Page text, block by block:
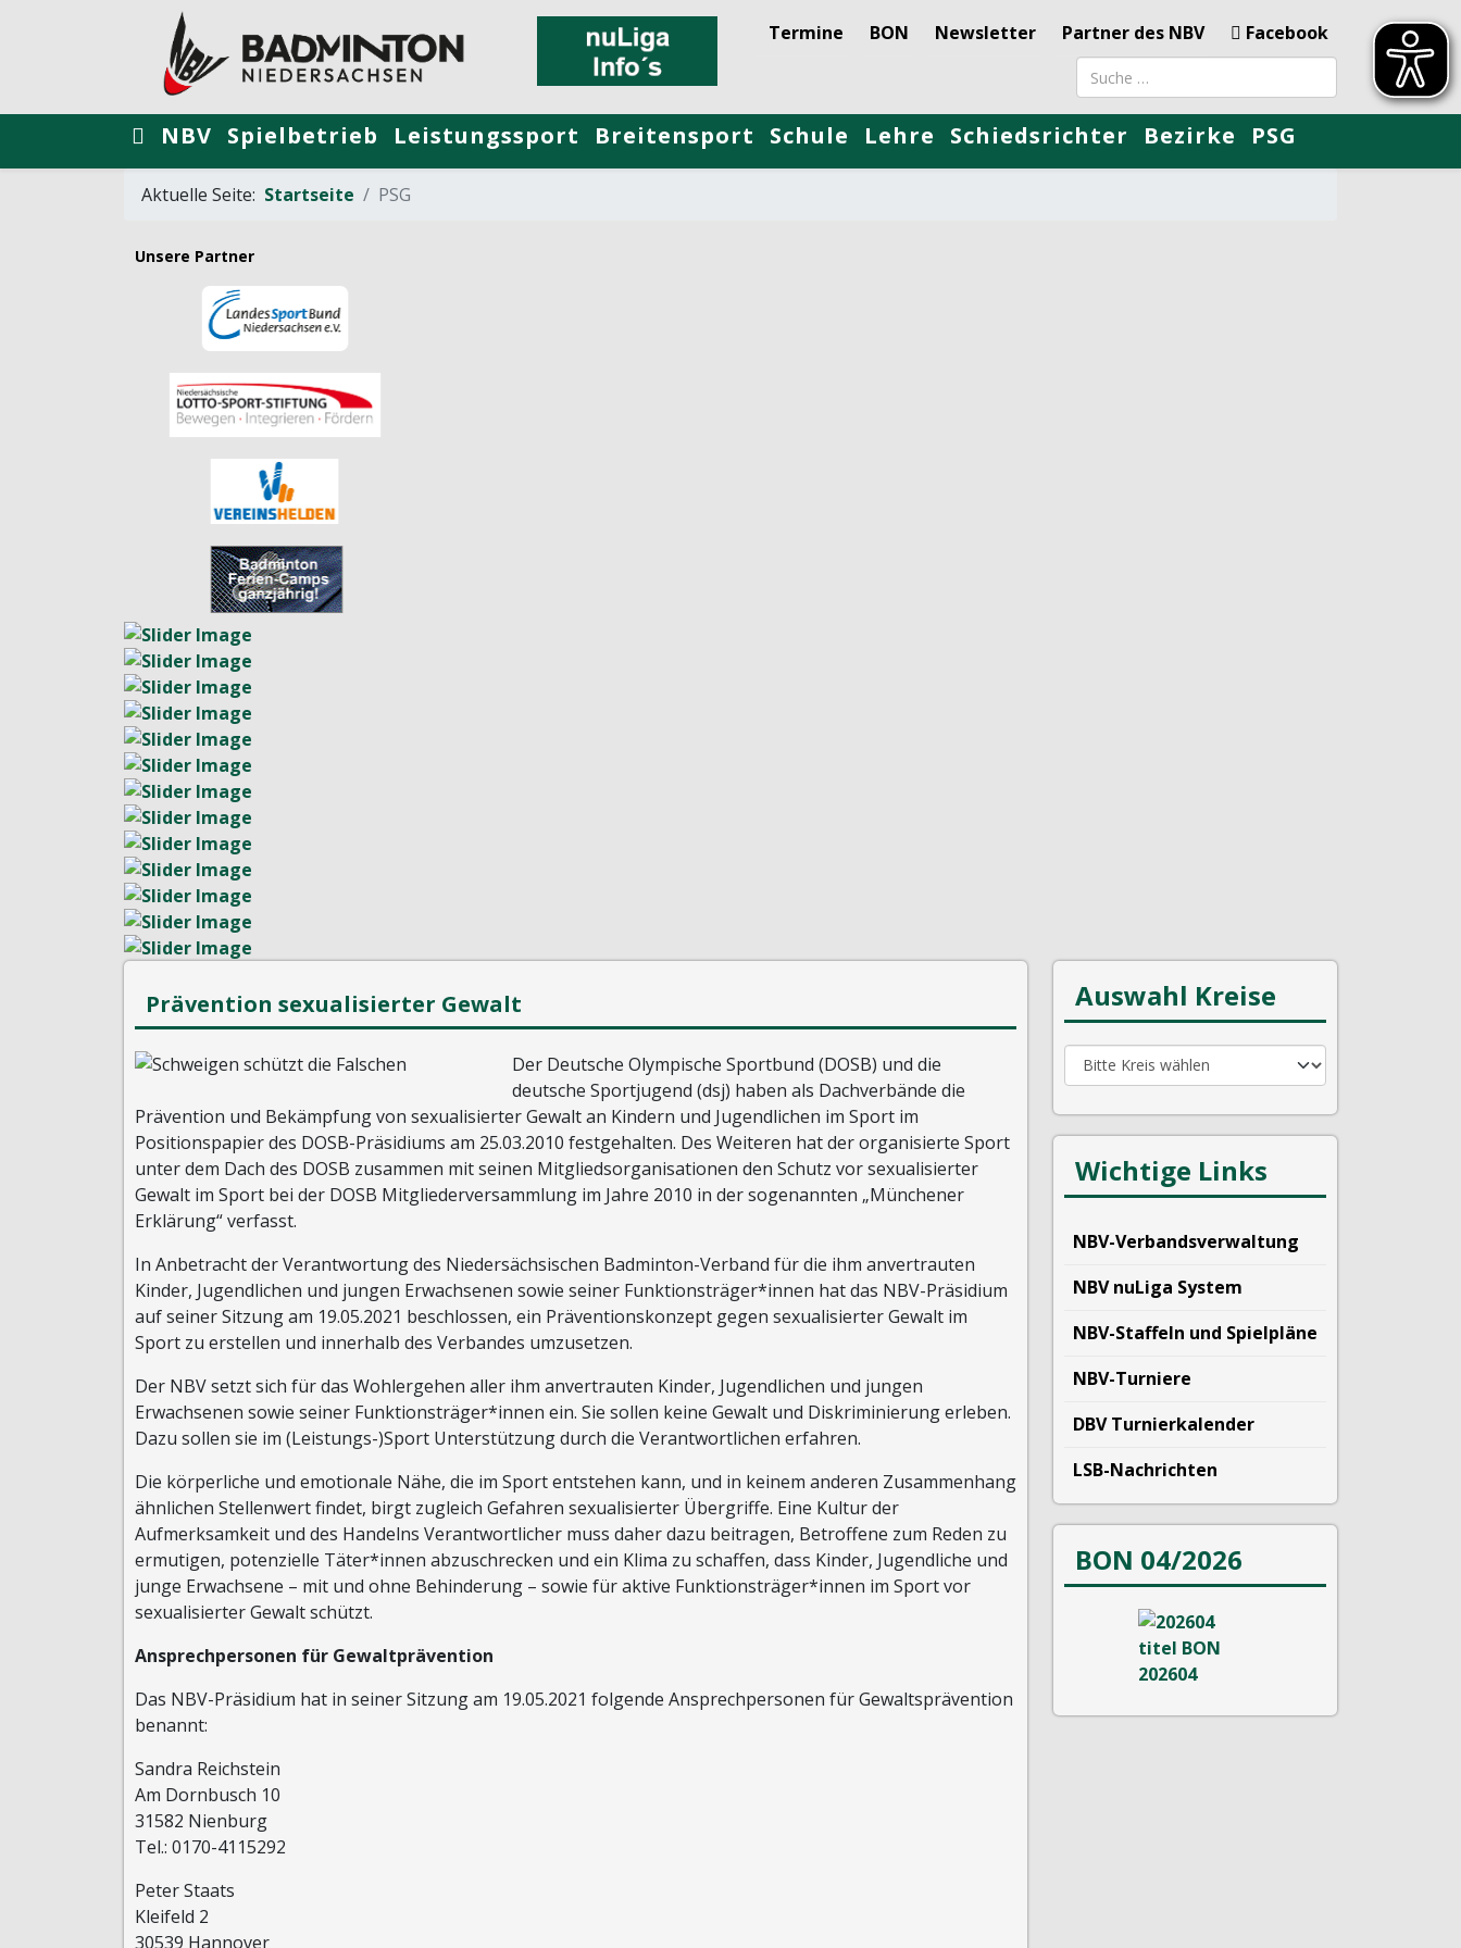
Termine BON Newsletter Partner des NBV
Facebook
Suchbegriff
NBV Spielbetrieb Leistungssport Breitensport Schule Lehre Schiedsrichter Bezirke PSG
Aktuelle Seite: Startseite PSG
Unsere Partner
Prävention sexualisierter Gewalt
Der Deutsche Olympische Sportbund (DOSB) und die
deutsche Sportjugend (dsj) haben als Dachverbände die
Prävention und Bekämpfung von sexualisierter Gewalt an Kindern und Jugendlichen im Sport im
Positionspapier des DOSB-Präsidiums am 25.03.2010 festgehalten. Des Weiteren hat der organisierte Sport
unter dem Dach des DOSB zusammen mit seinen Mitgliedsorganisationen den Schutz vor sexualisierter
Gewalt im Sport bei der DOSB Mitgliederversammlung im Jahre 2010 in der sogenannten „Münchener
Erklärung“ verfasst.
In Anbetracht der Verantwortung des Niedersächsischen Badminton-Verband für die ihm anvertrauten
Kinder, Jugendlichen und jungen Erwachsenen sowie seiner Funktionsträger*innen hat das NBV-Präsidium
auf seiner Sitzung am 19.05.2021 beschlossen, ein Präventionskonzept gegen sexualisierter Gewalt im
Sport zu erstellen und innerhalb des Verbandes umzusetzen.
Der NBV setzt sich für das Wohlergehen aller ihm anvertrauten Kinder, Jugendlichen und jungen
Erwachsenen sowie seiner Funktionsträger*innen ein. Sie sollen keine Gewalt und Diskriminierung erleben.
Dazu sollen sie im (Leistungs-)Sport Unterstützung durch die Verantwortlichen erfahren.
Die körperliche und emotionale Nähe, die im Sport entstehen kann, und in keinem anderen Zusammenhang
ähnlichen Stellenwert findet, birgt zugleich Gefahren sexualisierter Übergriffe. Eine Kultur der
Aufmerksamkeit und des Handelns Verantwortlicher muss daher dazu beitragen, Betroffene zum Reden zu
ermutigen, potenzielle Täter*innen abzuschrecken und ein Klima zu schaffen, dass Kinder, Jugendliche und
junge Erwachsene – mit und ohne Behinderung – sowie für aktive Funktionsträger*innen im Sport vor
sexualisierter Gewalt schützt.
Ansprechpersonen für Gewaltprävention
Das NBV-Präsidium hat in seiner Sitzung am 19.05.2021 folgende Ansprechpersonen für Gewaltsprävention
benannt:
Sandra Reichstein
Am Dornbusch 10
31582 Nienburg
Tel.: 0170-4115292
Peter Staats
Kleifeld 2
30539 Hannover
Auswahl Kreise
Wichtige Links
NBV-Verbandsverwaltung
NBV nuLiga System
NBV-Staffeln und Spielpläne
NBV-Turniere
DBV Turnierkalender
LSB-Nachrichten
BON 04/2026